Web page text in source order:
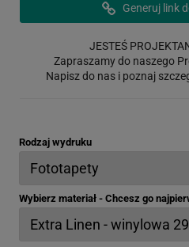
Generuj link
JESTEŚ
Zapraszamy do naszego
Napisz do nas i poznaj
Rodzaj wydruku
Wybierz materiał - Chcesz go